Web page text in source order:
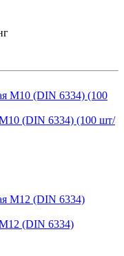
М10 (DIN 6334) (100 шт/
М12 (DIN 6334)